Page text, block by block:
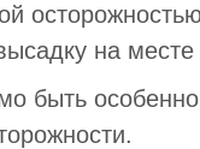
на
быть